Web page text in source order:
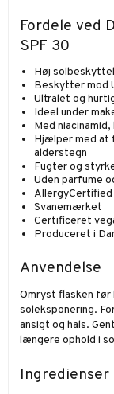
Fordele ved
SPF 30
Høj
Beskytter mod
Ultralet og
Ideel under
Med
Hjælper med at
alderstegn
Fugter og
Uden parfume
AllergyCertified
Svanemærket
Certificeret
Produceret i
Anvendelse
Omryst flasken
soleksponering.
ansigt og hals.
længere ophold i
Ingredienser